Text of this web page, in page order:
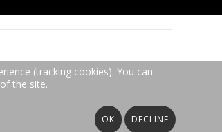
(tracking cookies). You can
the site.
OK DECLINE